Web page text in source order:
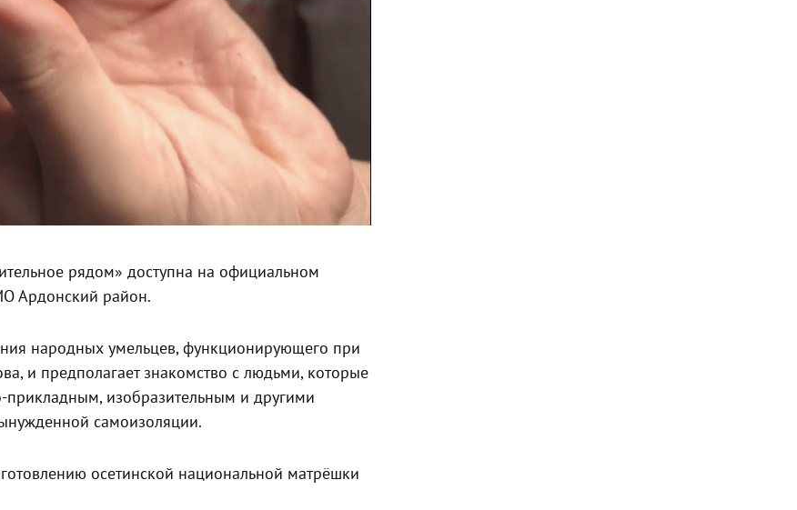
рядом» доступна на официальном
Ардонский район.
народных умельцев, функционирующего при
и предполагает знакомство с людьми, которые
изобразительным и другими
самоизоляции.
осетинской национальной матрёшки